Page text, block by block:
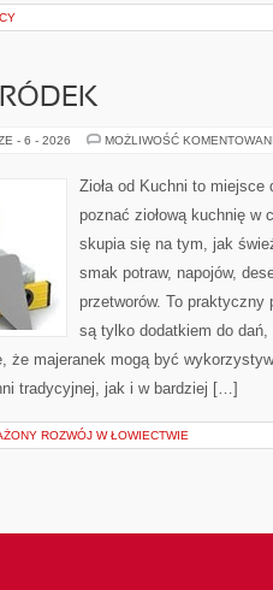
- 6 - 2026 MOŻLIWOŚĆ
Zioła od Kuchni to
poznać ziołową kuchnię w
skupia się na tym, jak
smak potraw, napojów,
przetworów. To praktyczny
są tylko dodatkiem do dań,
że majeranek mogą być
tradycyjnej, jak i w bardziej […]
ROZWÓJ W ŁOWIECTWIE